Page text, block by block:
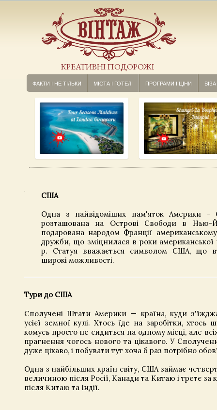
КРЕАТИВНІ ПОДОРОЖІ
ФАКТИ І НЕ ТІЛЬКИ МІСТА І ГОТЕЛІ ПРОГРАМИ І ЦІНИ ВІЗА
США
Одна з найвідоміших пам'яток Америки -
розташована на Острові Свободи в Нью-
подарована народом Франції
дружби, що зміцнилася в роки американської
р. Статуя вважається символом США, що
широкі можливості.
Тури до США
Сполучені Штати Америки — країна, куди
усієї земної кулі. Хтось їде на заробітки,
комусь просто не сидиться на одному місці, але
прагнення чогось нового та цікавого. У
дуже цікаво, і побувати тут хоча б раз потрібно
Одна з найбільших країн світу, США займає
величиною після Росії, Канади та Китаю і третє за
після Китаю та Індії.